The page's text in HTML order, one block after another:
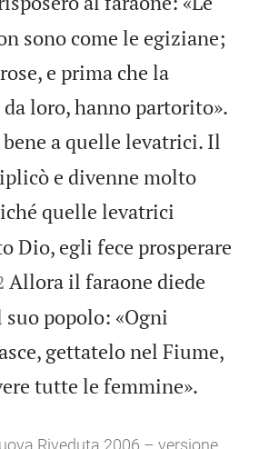
sono come le egiziane;
e prima che la
loro, hanno partorito».
a quelle levatrici. Il
e divenne molto
quelle levatrici
Dio, egli fece prosperare
Allora il faraone diede
suo popolo: «Ogni
gettatelo nel Fiume,
tutte le femmine».